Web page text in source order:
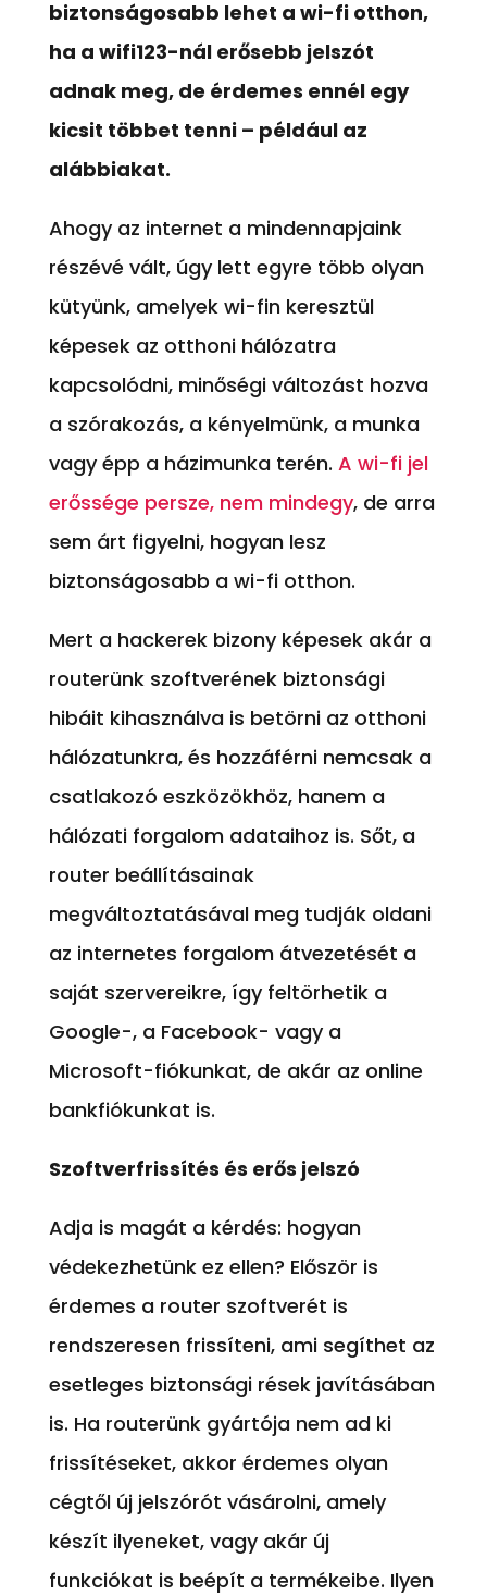
biztonságosabb lehet a wi-fi otthon,
ha a wifi123-nál erősebb jelszót
adnak meg, de érdemes ennél egy
kicsit többet tenni – például az
alábbiakat.
Ahogy az internet a mindennapjaink
részévé vált, úgy lett egyre több olyan
kütyünk, amelyek wi-fin keresztül
képesek az otthoni hálózatra
kapcsolódni, minőségi változást hozva
a szórakozás, a kényelmünk, a munka
vagy épp a házimunka terén. A wi-fi jel
erőssége persze, nem mindegy, de arra
sem árt figyelni, hogyan lesz
biztonságosabb a wi-fi otthon.
Mert a hackerek bizony képesek akár a
routerünk szoftverének biztonsági
hibáit kihasználva is betörni az otthoni
hálózatunkra, és hozzáférni nemcsak a
csatlakozó eszközökhöz, hanem a
hálózati forgalom adataihoz is. Sőt, a
router beállításainak
megváltoztatásával meg tudják oldani
az internetes forgalom átvezetését a
saját szervereikre, így feltörhetik a
Google-, a Facebook- vagy a
Microsoft-fiókunkat, de akár az online
bankfiókunkat is.
Szoftverfrissítés és erős jelszó
Adja is magát a kérdés: hogyan
védekezhetünk ez ellen? Először is
érdemes a router szoftverét is
rendszeresen frissíteni, ami segíthet az
esetleges biztonsági rések javításában
is. Ha routerünk gyártója nem ad ki
frissítéseket, akkor érdemes olyan
cégtől új jelszórót vásárolni, amely
készít ilyeneket, vagy akár új
funkciókat is beépít a termékeibe. Ilyen